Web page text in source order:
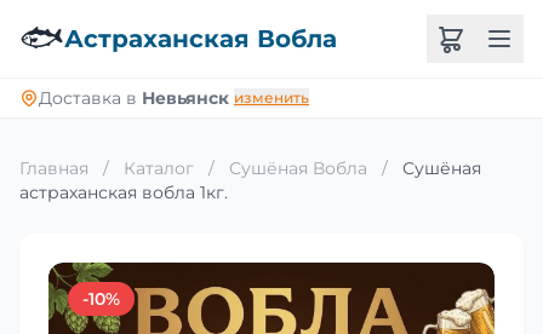
🐟Астраханская Вобла
Доставка в Невьянск изменить
Главная / Каталог / Сушёная Вобла /
Сушёная
астраханская вобла 1кг.
-10%